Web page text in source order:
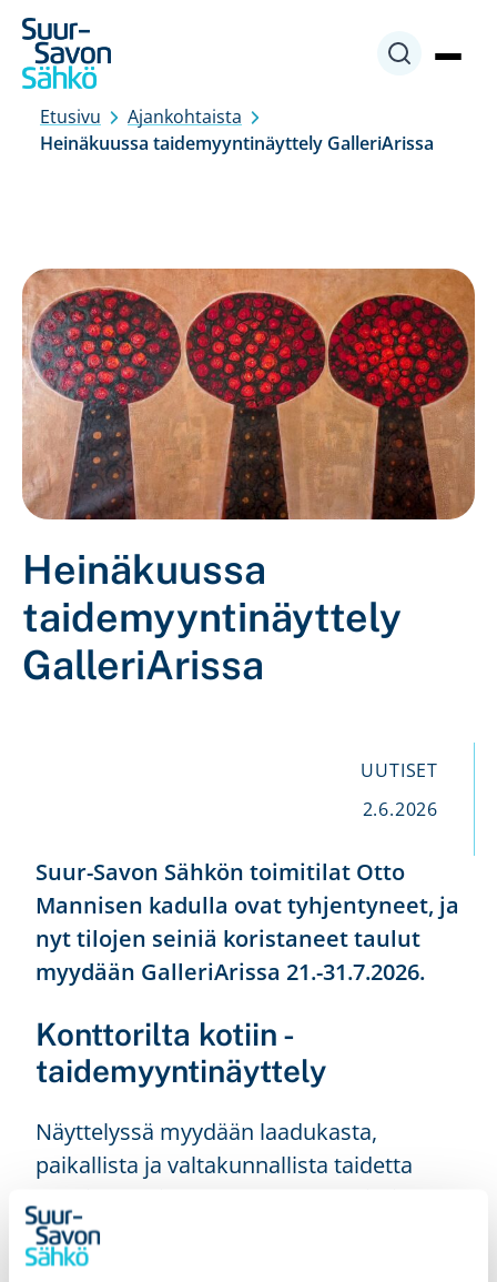
Siirry
sisältöön
Etusivu
Ajankohtaista
Heinäkuussa taidemyyntinäyttely GalleriArissa
Heinäkuussa
taidemyyntinäyttely
GalleriArissa
UUTISET
2.6.2026
Suur-Savon Sähkön toimitilat Otto
Mannisen kadulla ovat tyhjentyneet, ja
nyt tilojen seiniä koristaneet taulut
myydään GalleriArissa 21.-31.7.2026.
Konttorilta kotiin -
taidemyyntinäyttely
Näyttelyssä myydään laadukasta,
paikallista ja valtakunnallista taidetta
edulliseen hintaan. Kannattaa toimia
nopeasti, sillä näyttely on avoinna vain
kaksi viikkoa! Avajaisia vietetään tiistaina